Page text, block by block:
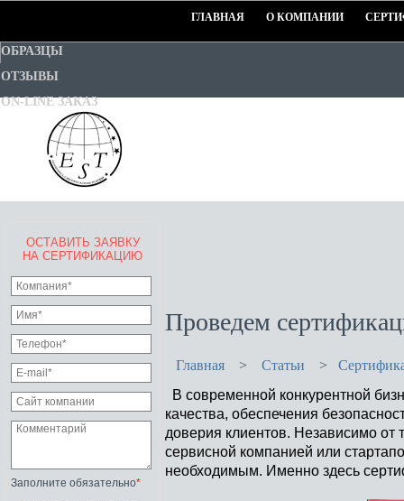
ГЛАВНАЯ О КОМПАНИИ
ОБРАЗЦЫ
ОТЗЫВЫ
ON-LINE ЗАКАЗ
ОСТАВИТЬ ЗАЯВКУ
НА СЕРТИФИКАЦИЮ
Заполните обязательно*
Проведем
Главная > Статьи >
В современной конкурентной
качества, обеспечения
доверия клиентов. Независимо от
сервисной компанией или
необходимым. Именно здесь